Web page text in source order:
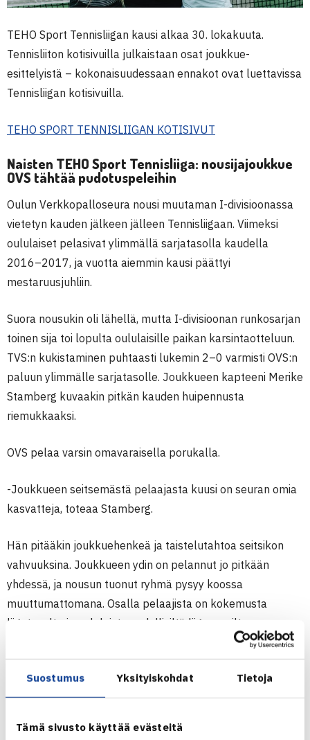
Suostumus Yksityiskohdat Tietoja
Tämä sivusto käyttää evästeitä
TEHO Sport Tennisliigan kausi alkaa 30. lokakuuta.
Tennisliiton kotisivuilla julkaistaan osat joukkue-
esittelyistä – kokonaisuudessaan ennakot ovat luettavissa
Tennisliigan kotisivuilla.
TEHO SPORT TENNISLIIGAN KOTISIVUT
Naisten TEHO Sport Tennisliiga: nousijajoukkue
OVS tähtää pudotuspeleihin
Oulun Verkkopalloseura nousi muutaman I-divisioonassa
vietetyn kauden jälkeen jälleen Tennisliigaan. Viimeksi
oululaiset pelasivat ylimmällä sarjatasolla kaudella
2016–2017, ja vuotta aiemmin kausi päättyi
mestaruusjuhliin.
Suora nousukin oli lähellä, mutta I-divisioonan runkosarjan
toinen sija toi lopulta oululaisille paikan karsintaotteluun.
TVS:n kukistaminen puhtaasti lukemin 2–0 varmisti OVS:n
paluun ylimmälle sarjatasolle. Joukkueen kapteeni Merike
Stamberg kuvaakin pitkän kauden huipennusta
riemukkaaksi.
OVS pelaa varsin omavaraisella porukalla.
-Joukkueen seitsemästä pelaajasta kuusi on seuran omia
kasvatteja, toteaa Stamberg.
Hän pitääkin joukkuehenkeä ja taistelutahtoa seitsikon
vahvuuksina. Joukkueen ydin on pelannut jo pitkään
yhdessä, ja nousun tuonut ryhmä pysyy koossa
muuttumattomana. Osalla pelaajista on kokemusta
liigatasolta jo oululaisten edellisiltä liigavuosilta.
LUE OVS JOUKKUE-ESITTELY KOKONAISUUDESSAAN
Naisten TEHO Sport Tennisliiga: nousijajoukkue